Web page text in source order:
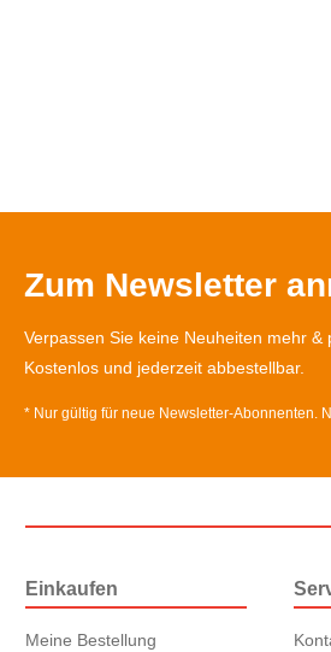
Zum Newsletter
Verpassen Sie keine Neuheiten mehr &
Kostenlos und jederzeit abbestellbar.
* Nur gültig für neue Newsletter-Abonnenten.
Einkaufen
Meine Bestellung